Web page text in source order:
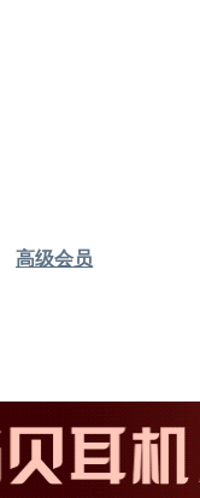
高级会员